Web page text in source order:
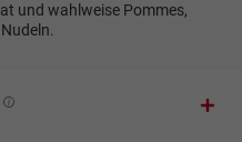
und wahlweise Pommes,